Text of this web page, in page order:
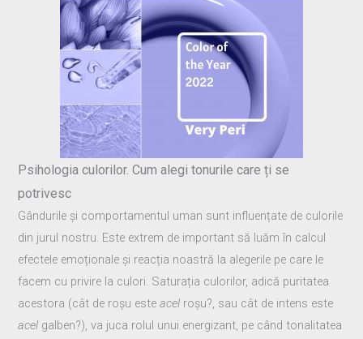
Psihologia culorilor. Cum alegi tonurile care ți se
potrivesc
Gândurile și comportamentul uman sunt influențate de culorile
din jurul nostru. Este extrem de important să luăm în calcul
efectele emoționale și reacția noastră la alegerile pe care le
facem cu privire la culori. Saturația culorilor, adică puritatea
acestora (cât de roșu esteacel roșu?, sau cât de intens este
acel galben?), va juca rolul unui energizant, pe când tonalitatea